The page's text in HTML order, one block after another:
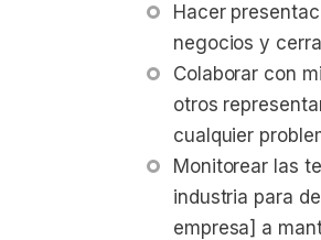
Hacer
negocios y
Colaborar con
otros
cualquier
Monitorear las
industria para
empresa] a